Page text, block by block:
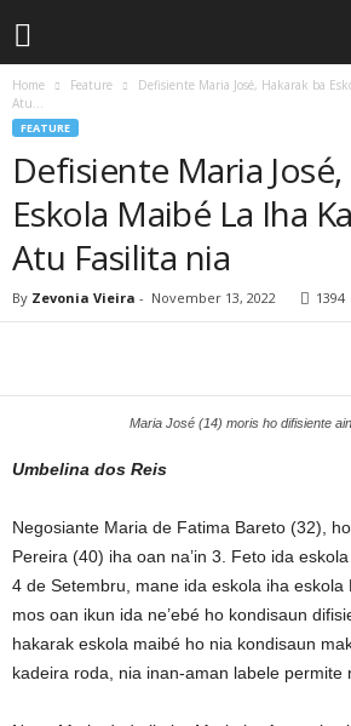
Home Feature
Defisiente Maria José, Hakarak ba
Atu...
FEATURE
Defisiente Maria
Eskola Maibé La Iha
Atu Fasilita nia
By Zevonia Vieira - November 13, 2022 1394
Maria José (14) moris ho difisiente
Umbelina dos Reis
Negosiante Maria de Fatima Bareto (32),
Pereira (40) iha oan na’in 3. Feto ida
4 de Setembru, mane ida eskola iha eskola
mos oan ikun ida ne’ebé ho kondisaun
hakarak eskola maibé ho nia kondisaun
kadeira roda, nia inan-aman labele permite